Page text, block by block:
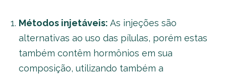
Métodos injetáveis: As injeções são
alternativas ao uso das pílulas, porém estas
também contêm hormônios em sua
composição, utilizando também a